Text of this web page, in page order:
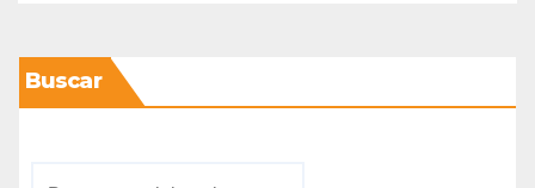
Buscar